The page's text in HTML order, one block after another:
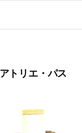
アトリエ・パス